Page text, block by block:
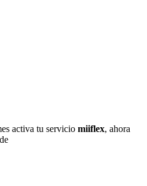
activa tu servicio miiflex, ahora